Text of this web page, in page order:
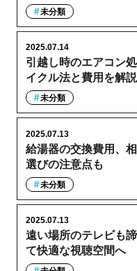
未分類
引越し時のエアコン
イクル法と費用を解説
2025.07.14
未分類
給湯器の交換費用、
選びの注意点も
2025.07.13
未分類
遠い場所のテレビも
て快適な視聴空間へ
2025.07.13